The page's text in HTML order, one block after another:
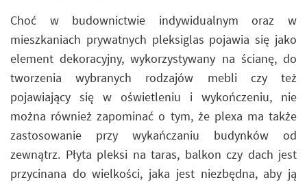
Choć w budownictwie indywidualnym oraz w
mieszkaniach prywatnych pleksiglas pojawia się jako
element dekoracyjny, wykorzystywany na ścianę, do
tworzenia wybranych rodzajów mebli czy też
pojawiający się w oświetleniu i wykończeniu, nie
można również zapominać o tym, że plexa ma także
zastosowanie przy wykańczaniu budynków od
zewnątrz. Płyta pleksi na taras, balkon czy dach jest
przycinana do wielkości, jaka jest niezbędna, aby ją